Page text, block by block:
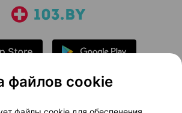
Новости проекта
файлов cookie